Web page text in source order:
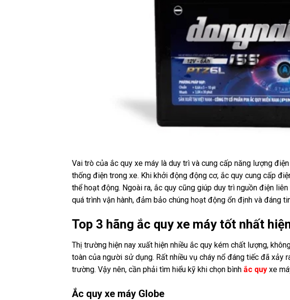
Vai trò của ắc quy xe máy là duy trì và cung cấp năng lượng
thống điện trong xe. Khi khởi động động cơ, ắc quy cung cấp
thể hoạt động. Ngoài ra, ắc quy cũng giúp duy trì nguồn điện
quá trình vận hành, đảm bảo chúng hoạt động ổn định và đáng
Top 3 hãng ắc quy xe máy tốt nhất
Thị trường hiện nay xuất hiện nhiều ắc quy kém chất lượng,
toàn của người sử dụng. Rất nhiều vụ cháy nổ đáng tiếc đã xảy
trường. Vậy nên, cần phải tìm hiểu kỹ khi chọn bình ắc quy xe
Ắc quy xe máy Globe